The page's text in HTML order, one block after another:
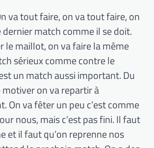
va tout faire, on va tout faire, on
match comme il se doit.
le maillot, on va faire la même
sérieux comme contre le
un match aussi important. Du
motiver on va repartir à
On va fêter un peu c’est comme
nous, mais c’est pas fini. Il faut
et il faut qu’on reprenne nos